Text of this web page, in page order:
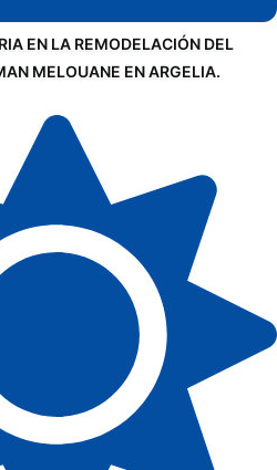
EN LA REMODELACIÓN DEL
MELOUANE EN ARGELIA.